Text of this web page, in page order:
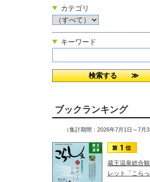
カテゴリ
キーワード
ブックランキング
（集計期間：2026年7月1日～7月
蔵王温泉総合
レット「こらっ